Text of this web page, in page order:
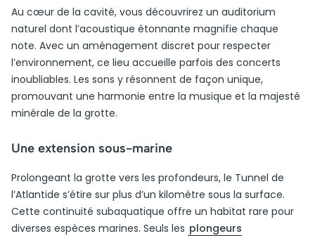
Au cœur de la cavité, vous découvrirez un auditorium
naturel dont l’acoustique étonnante magnifie chaque
note. Avec un aménagement discret pour respecter
l’environnement, ce lieu accueille parfois des concerts
inoubliables. Les sons y résonnent de façon unique,
promouvant une harmonie entre la musique et la majesté
minérale de la grotte.
Une extension sous-marine
Prolongeant la grotte vers les profondeurs, le Tunnel de
l’Atlantide s’étire sur plus d’un kilomètre sous la surface.
Cette continuité subaquatique offre un habitat rare pour
diverses espèces marines. Seuls les plongeurs